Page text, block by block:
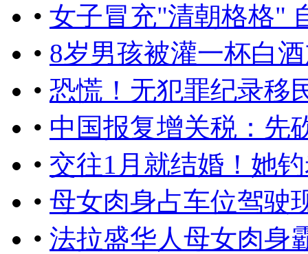
• 女子冒充"清朝格格"
• 8岁男孩被灌一杯白
• 恐慌！无犯罪纪录移
• 中国报复增关税：先
• 交往1月就结婚！她
• 母女肉身占车位驾驶
• 法拉盛华人母女肉身